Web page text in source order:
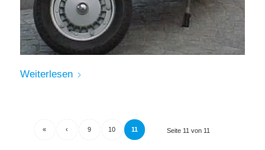
Weiterlesen
Seite 11 von 11
« ‹ 9 10 11